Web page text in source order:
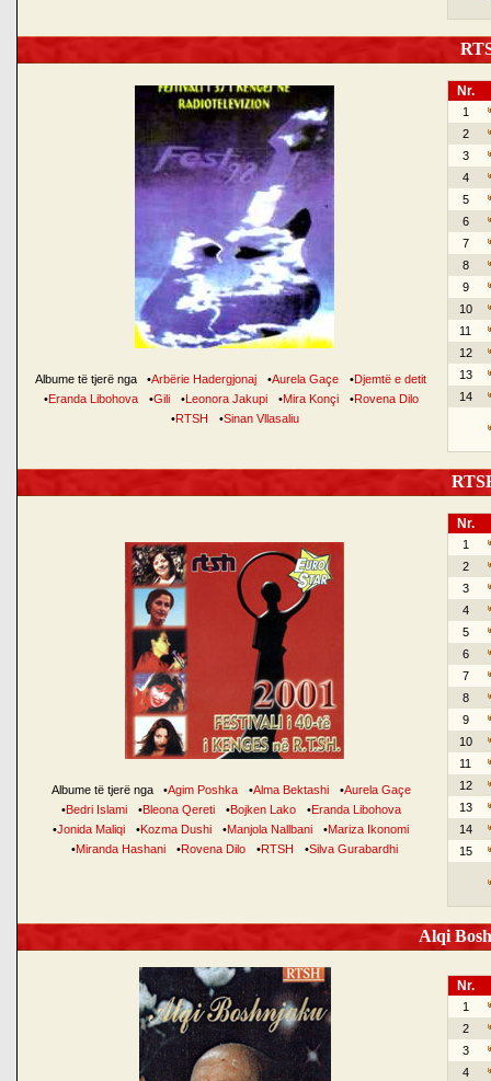
Albume të tjerë nga •Arbërie Hadergjonaj •Aurela Gaçe •Djemtë e detit
•Eranda Libohova •Gili •Leonora Jakupi •Mira Konçi •Rovena Dilo
•RTSH •Sinan Vllasaliu
Nr.
1
2
3
4
5
6
7
8
9
10
11
12
13
14
Albume të tjerë nga •Agim Poshka •Alma Bektashi •Aurela Gaçe
•Bedri Islami •Bleona Qereti •Bojken Lako •Eranda Libohova
•Jonida Maliqi •Kozma Dushi •Manjola Nallbani •Mariza Ikonomi
•Miranda Hashani •Rovena Dilo •RTSH •Silva Gurabardhi
Nr.
1
2
3
4
5
6
7
8
9
10
11
12
13
14
15
Alqi
Nr.
1
2
3
4